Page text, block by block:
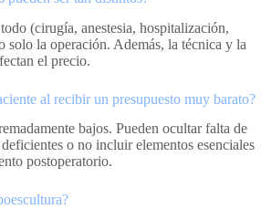
(cirugía, anestesia, hospitalización,
solo la operación. Además, la técnica y la
el precio.
al recibir un presupuesto muy barato?
bajos. Pueden ocultar falta de
o no incluir elementos esenciales
postoperatorio.